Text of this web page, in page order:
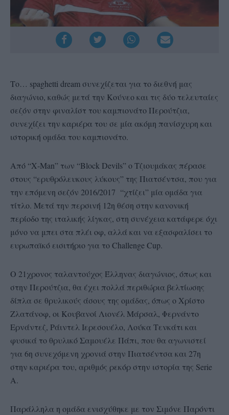
Το… spaghetti dream συνεχίζεται για το διεθνή μας
διαγώνιο, καθώς μετά την Κούνεο και τις δύο τελευταίες
σεζόν στην φιναλίστ του καμπιονάτο Περούτζια,
συνεχίζει την καριέρα του σε μία ακόμη πανίσχυρη και
ιστορική ομάδα του καμπιονάτο.
Από “Χ-Μan” των “Block Devils” ο Τζιουμάκας πέρασε
στους “ερυθρόλευκους λύκους” της Πιατσέντσα, που για
την επόμενη σεζόν 2016/2017 “χτίζει” μία ομάδα για
τίτλο. Μετά την περσινή 12η θέση στην κανονική
περίοδο της ιταλικής λίγκας, στη συνέχεια κατάφερε όχι
μόνο να μπει στα πλέι οφ, αλλά και να εξασφαλίσει το
ευρωπαϊκό εισιτήριο για το Challenge Cup.
Ο 21χρονος ταλαντούχος Έλληνας διαγώνιος, όπως και
στην Περούτζια, θα έχει πολλά περιθώρια βελτίωσης
δίπλα σε θρυλικούς άσους της ομάδας, όπως ο Χρίστο
Ζλατάνοφ, οι Κουβανοί Λιονέλ Μάρσαλ, Φερνάντο
Ερνάντεζ, Ράιντελ Ιερεσουέλο, Λούκα Τενκάτι και
φυσικά το θρυλικό Σαμουέλε Πάπι, που θα αγωνιστεί
για 6η συνεχόμενη χρονιά στην Πιατσέντσα και 27η
στην καριέρα του, αριθμός ρεκόρ στην ιστορία της Serie
A.
Παράλληλα η ομάδα ενισχύθηκε με τον Σιμόνε Παρόντι